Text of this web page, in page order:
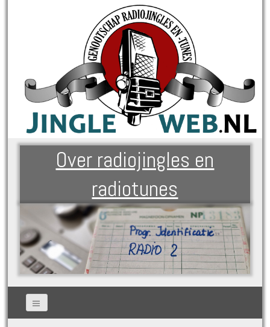
Over radiojingles en
radiotunes